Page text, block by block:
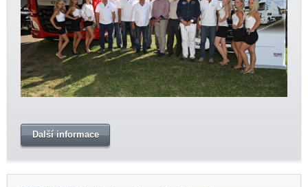
Další informace